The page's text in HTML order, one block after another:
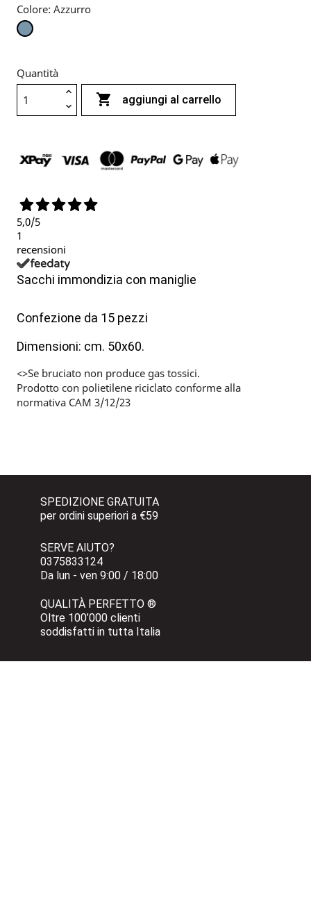
Colore: Azzurro
Azzurro
Quantità
 aggiungi al carrello
5,0/5
1
recensioni
Sacchi immondizia con maniglie
Confezione da 15 pezzi
Dimensioni: cm. 50x60.
<>Se bruciato non produce gas tossici.
Prodotto con polietilene riciclato conforme alla
normativa CAM 3/12/23
SPEDIZIONE GRATUITA
per ordini superiori a €59
SERVE AIUTO?
0375833124
Da lun - ven 9:00 / 18:00
QUALITÀ PERFETTO ®
Oltre 100’000 clienti
soddisfatti in tutta Italia